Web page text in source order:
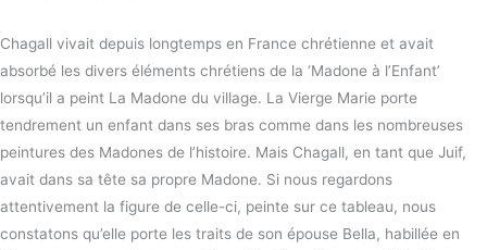
Chagall vivait depuis longtemps en France chrétienne et avait
absorbé les divers éléments chrétiens de la ‘Madone à l’Enfant’
lorsqu’il a peint La Madone du village. La Vierge Marie porte
tendrement un enfant dans ses bras comme dans les nombreuses
peintures des Madones de l’histoire. Mais Chagall, en tant que Juif,
avait dans sa tête sa propre Madone. Si nous regardons
attentivement la figure de celle-ci, peinte sur ce tableau, nous
constatons qu’elle porte les traits de son épouse Bella, habillée en